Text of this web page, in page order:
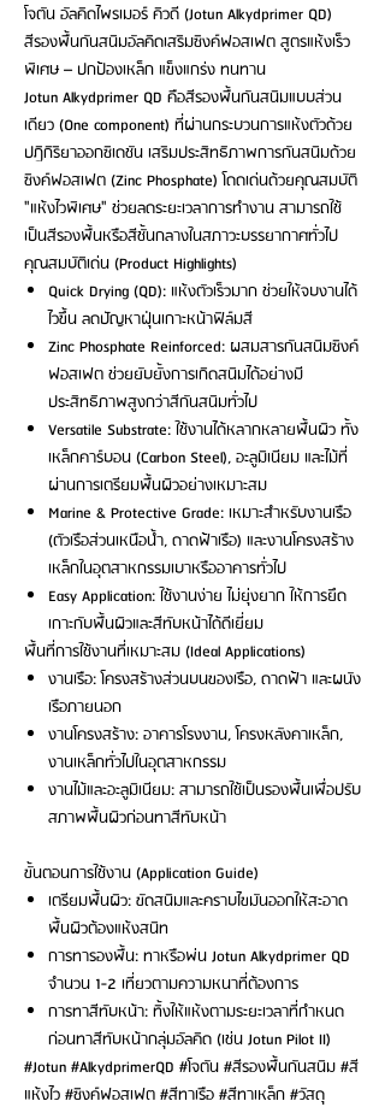
โจตัน อัลคิดไพรเมอร์ คิวดี (Jotun Alkydprimer QD)
สีรองพื้นกันสนิมอัลคิดเสริมซิงค์ฟอสเฟต สูตรแห้งเร็ว
พิเศษ – ปกป้องเหล็ก แข็งแกร่ง ทนทาน
Jotun Alkydprimer QD คือสีรองพื้นกันสนิมแบบส่วน
เดียว (One component) ที่ผ่านกระบวนการแห้งตัวด้วย
ปฏิกิริยาออกซิเดชัน เสริมประสิทธิภาพการกันสนิมด้วย
ซิงค์ฟอสเฟต (Zinc Phosphate) โดดเด่นด้วยคุณสมบัติ
"แห้งไวพิเศษ" ช่วยลดระยะเวลาการทำงาน สามารถใช้
เป็นสีรองพื้นหรือสีชั้นกลางในสภาวะบรรยากาศทั่วไป
คุณสมบัติเด่น (Product Highlights)
Quick Drying (QD): แห้งตัวเร็วมาก ช่วยให้จบงานได้
ไวขึ้น ลดปัญหาฝุ่นเกาะหน้าฟิล์มสี
Zinc Phosphate Reinforced: ผสมสารกันสนิมซิงค์
ฟอสเฟต ช่วยยับยั้งการเกิดสนิมได้อย่างมี
ประสิทธิภาพสูงกว่าสีกันสนิมทั่วไป
Versatile Substrate: ใช้งานได้หลากหลายพื้นผิว ทั้ง
เหล็กคาร์บอน (Carbon Steel), อะลูมิเนียม และไม้ที่
ผ่านการเตรียมพื้นผิวอย่างเหมาะสม
Marine & Protective Grade: เหมาะสำหรับงานเรือ
(ตัวเรือส่วนเหนือน้ำ, ดาดฟ้าเรือ) และงานโครงสร้าง
เหล็กในอุตสาหกรรมเบาหรืออาคารทั่วไป
Easy Application: ใช้งานง่าย ไม่ยุ่งยาก ให้การยึด
เกาะกับพื้นผิวและสีทับหน้าได้ดีเยี่ยม
พื้นที่การใช้งานที่เหมาะสม (Ideal Applications)
งานเรือ: โครงสร้างส่วนบนของเรือ, ดาดฟ้า และผนัง
เรือภายนอก
งานโครงสร้าง: อาคารโรงงาน, โครงหลังคาเหล็ก,
งานเหล็กทั่วไปในอุตสาหกรรม
งานไม้และอะลูมิเนียม: สามารถใช้เป็นรองพื้นเพื่อปรับ
สภาพพื้นผิวก่อนทาสีทับหน้า
ขั้นตอนการใช้งาน (Application Guide)
เตรียมพื้นผิว: ขัดสนิมและคราบไขมันออกให้สะอาด
พื้นผิวต้องแห้งสนิท
การทารองพื้น: ทาหรือพ่น Jotun Alkydprimer QD
จำนวน 1-2 เที่ยวตามความหนาที่ต้องการ
การทาสีทับหน้า: ทิ้งให้แห้งตามระยะเวลาที่กำหนด
ก่อนทาสีทับหน้ากลุ่มอัลคิด (เช่น Jotun Pilot II)
#Jotun #AlkydprimerQD #โจตัน #สีรองพื้นกันสนิม #สี
แห้งไว #ซิงค์ฟอสเฟต #สีทาเรือ #สีทาเหล็ก #วัสดุ